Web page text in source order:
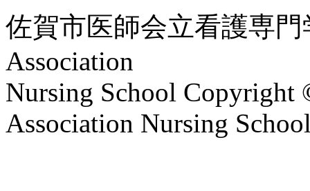
佐賀市医師会立看護専門
Association
Nursing School Copyright
Association Nursing